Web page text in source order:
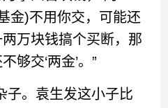
金)不用你交，可能还
万块钱搞个买断，那
够交‘两金’。”
。袁生发这小子比